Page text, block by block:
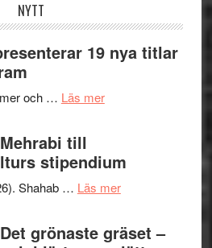
NYTT
19 nya titlar
och … Läs merom
presenterar
19
titlar
till
stipendium
Shahab … Läs merom
Shahab
Mehrabi
grönaste gräset –